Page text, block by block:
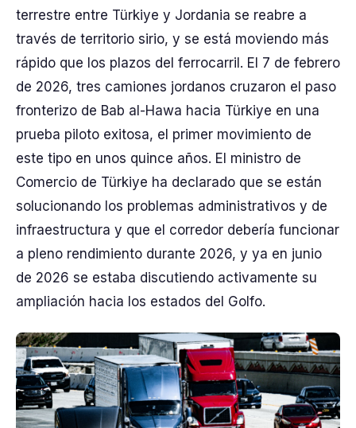
terrestre entre Türkiye y Jordania se reabre a
través de territorio sirio, y se está moviendo más
rápido que los plazos del ferrocarril. El 7 de febrero
de 2026, tres camiones jordanos cruzaron el paso
fronterizo de Bab al-Hawa hacia Türkiye en una
prueba piloto exitosa, el primer movimiento de
este tipo en unos quince años. El ministro de
Comercio de Türkiye ha declarado que se están
solucionando los problemas administrativos y de
infraestructura y que el corredor debería funcionar
a pleno rendimiento durante 2026, y ya en junio
de 2026 se estaba discutiendo activamente su
ampliación hacia los estados del Golfo.